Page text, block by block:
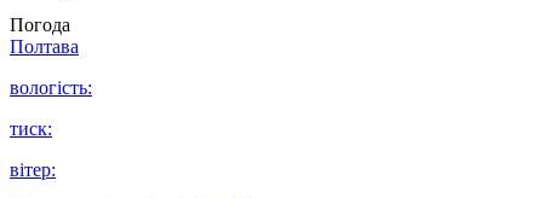
Погода
Полтава
вологість:
тиск:
вітер: